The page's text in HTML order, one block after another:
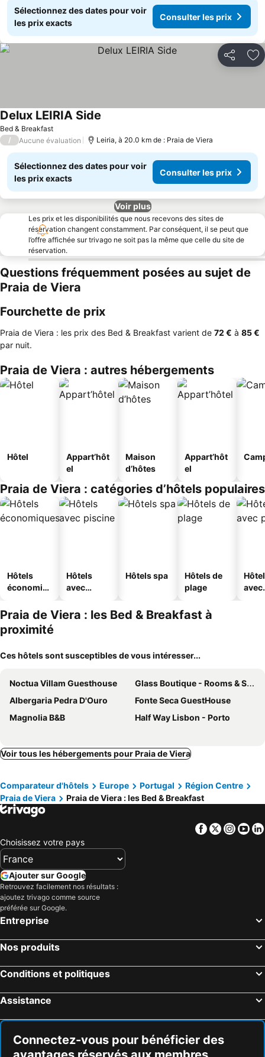
Sélectionnez des dates pour voir
les prix exacts
Consulter les prix
Partager
Bed & Breakfast
Delux LEIRIA Side
/ Aucune évaluation Leiria, à 20.0 km de : Praia de Viera
Sélectionnez des dates pour voir
les prix exacts
Consulter les prix
Voir plus
Les prix et les disponibilités que nous recevons des sites de
réservation changent constamment. Par conséquent, il se peut que
l’offre affichée sur trivago ne soit pas la même que celle du site de
réservation.
Questions fréquemment posées au sujet de
Praia de Viera
Fourchette de prix
Praia de Viera : les prix des Bed & Breakfast varient de ‎72 € à ‎85 €
par nuit.
Praia de Viera : autres hébergements
Hôtel
Appart’hôt
el
Maison
d’hôtes
Appart’hôt
el
Praia de Viera : catégories d’hôtels populaires
Hôtels
économiq
Hôtels
avec
Hôtels spa
Hôtels de
plage
avec
Praia de Viera : les Bed & Breakfast à
proximité
Ces hôtels sont susceptibles de vous intéresser...
Noctua Villam Guesthouse
Glass Boutique - Rooms & Suites
Albergaria Pedra D'Ouro
Fonte Seca GuestHouse
Magnolia B&B
Half Way Lisbon - Porto
Voir tous les hébergements pour Praia de Viera
Comparateur d'hôtels Europe Portugal
Région Centre
Praia de Viera
Praia de Viera : les Bed & Breakfast
Facebook
Twitter
Choisissez votre pays
Ajouter sur Google
Retrouvez facilement nos résultats :
ajoutez trivago comme source
préférée sur Google.
Entreprise
Nos produits
Conditions et politiques
Assistance
Connectez-vous pour bénéficier des